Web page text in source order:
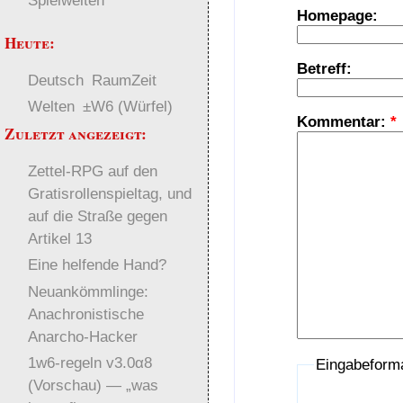
Homepage:
Betreff:
Kommentar:*
Heute:
Deutsch RaumZeit
Welten ±W6 (Würfel)
Zuletzt angezeigt:
Zettel-RPG auf den
Gratisrollenspieltag, und
auf die Straße gegen
Artikel 13
Eine helfende Hand?
Neuankömmlinge:
Anachronistische
Anarcho-Hacker
1w6-regeln v3.0α8
(Vorschau) — „was